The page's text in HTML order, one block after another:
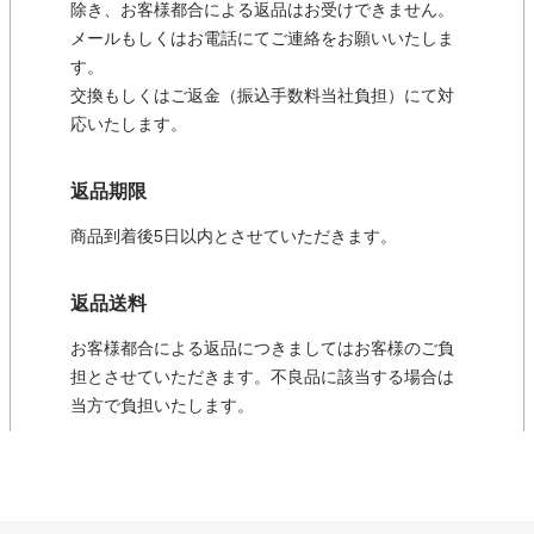
除き、お客様都合による返品はお受けできません。
メールもしくはお電話にてご連絡をお願いいたしま
す。
交換もしくはご返金（振込手数料当社負担）にて対
応いたします。
返品期限
商品到着後5日以内とさせていただきます。
返品送料
お客様都合による返品につきましてはお客様のご負
担とさせていただきます。不良品に該当する場合は
当方で負担いたします。